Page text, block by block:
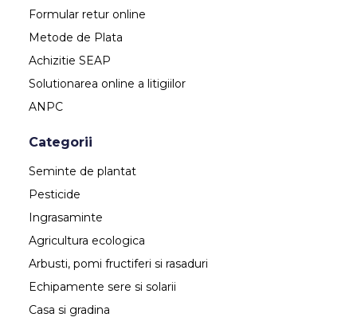
Formular retur online
Metode de Plata
Achizitie SEAP
Solutionarea online a litigiilor
ANPC
Categorii
Seminte de plantat
Pesticide
Ingrasaminte
Agricultura ecologica
Arbusti, pomi fructiferi si rasaduri
Echipamente sere si solarii
Casa si gradina